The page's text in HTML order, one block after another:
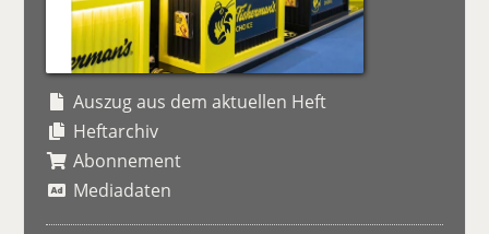
Auszug aus dem aktuellen Heft
Heftarchiv
Abonnement
Mediadaten